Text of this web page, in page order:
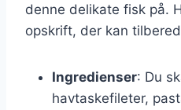
denne delikate fisk på.
opskrift, der kan
Ingredienser: Du
havtaskefileter,